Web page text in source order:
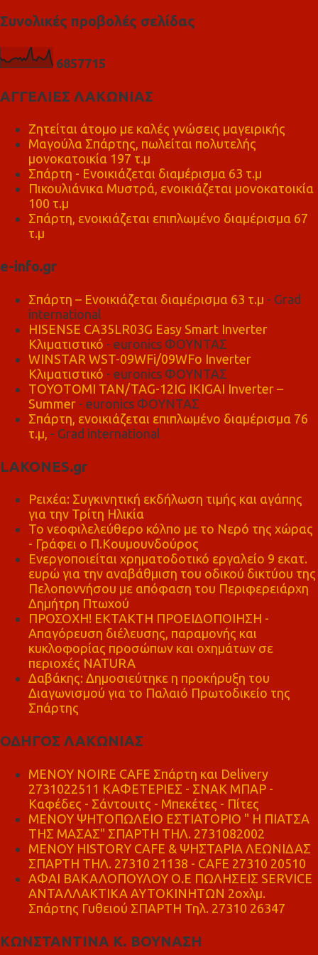
Συνολικές προβολές σελίδας
6857715
ΑΓΓΕΛΙΕΣ ΛΑΚΩΝΙΑΣ
Ζητείται άτομο με καλές γνώσεις μαγειρικής
Μαγούλα Σπάρτης, πωλείται πολυτελής
μονοκατοικία 197 τ.μ
Σπάρτη - Ενοικιάζεται διαμέρισμα 63 τ.μ
Πικουλιάνικα Μυστρά, ενοικιάζεται μονοκατοικία
100 τ.μ
Σπάρτη, ενοικιάζεται επιπλωμένο διαμέρισμα 67
τ.μ
e-info.gr
Σπάρτη – Ενοικιάζεται διαμέρισμα 63 τ.μ - Grad
international
HISENSE CA35LR03G Easy Smart Inverter
Κλιματιστικό - euronics ΦΟΥΝΤΑΣ
WINSTAR WST-09WFi/09WFo Inverter
Κλιματιστικό - euronics ΦΟΥΝΤΑΣ
TOYOTOMI TAN/TAG-12IG IKIGAI Inverter –
Summer - euronics ΦΟΥΝΤΑΣ
Σπάρτη, ενοικιάζεται επιπλωμένο διαμέρισμα 76
τ.μ, - Grad international
LAKONES.gr
Ρειχέα: Συγκινητική εκδήλωση τιμής και αγάπης
για την Τρίτη Ηλικία
Το νεοφιλελεύθερο κόλπο με το Νερό της χώρας
- Γράφει ο Π.Κουμουνδούρος
Ενεργοποιείται χρηματοδοτικό εργαλείο 9 εκατ.
ευρώ για την αναβάθμιση του οδικού δικτύου της
Πελοποννήσου με απόφαση του Περιφερειάρχη
Δημήτρη Πτωχού
ΠΡΟΣΟΧΗ! ΕΚΤΑΚΤΗ ΠΡΟΕΙΔΟΠΟΙΗΣΗ -
Απαγόρευση διέλευσης, παραμονής και
κυκλοφορίας προσώπων και οχημάτων σε
περιοχές NATURA
Δαβάκης: Δημοσιεύτηκε η προκήρυξη του
Διαγωνισμού για το Παλαιό Πρωτοδικείο της
Σπάρτης
ΟΔΗΓΟΣ ΛΑΚΩΝΙΑΣ
MENOY NOIRE CAFE Σπάρτη και Delivery
2731022511 ΚΑΦΕΤΕΡΙΕΣ - ΣΝΑΚ ΜΠΑΡ -
Καφέδες - Σάντουιτς - Μπεκέτες - Πίτες
ΜΕΝΟΥ ΨΗΤΟΠΩΛΕΙΟ ΕΣΤΙΑΤΟΡΙΟ " Η ΠΙΑΤΣΑ
ΤΗΣ ΜΑΣΑΣ" ΣΠΑΡΤΗ ΤΗΛ. 2731082002
ΜΕΝΟΥ HISTORY CAFE & ΨΗΣΤΑΡΙΑ ΛΕΩΝΙΔΑΣ
ΣΠΑΡΤΗ ΤΗΛ. 27310 21138 - CAFE 27310 20510
ΑΦΑΙ ΒΑΚΑΛΟΠΟΥΛΟΥ Ο.Ε ΠΩΛΗΣΕΙΣ SERVICE
ΑΝΤΑΛΛΑΚΤΙΚΑ ΑΥΤΟΚΙΝΗΤΩΝ 2οχλμ.
Σπάρτης Γυθειού ΣΠΑΡΤΗ Τηλ. 27310 26347
ΚΩΝΣΤΑΝΤΙΝΑ Κ. ΒΟΥΝΑΣΗ